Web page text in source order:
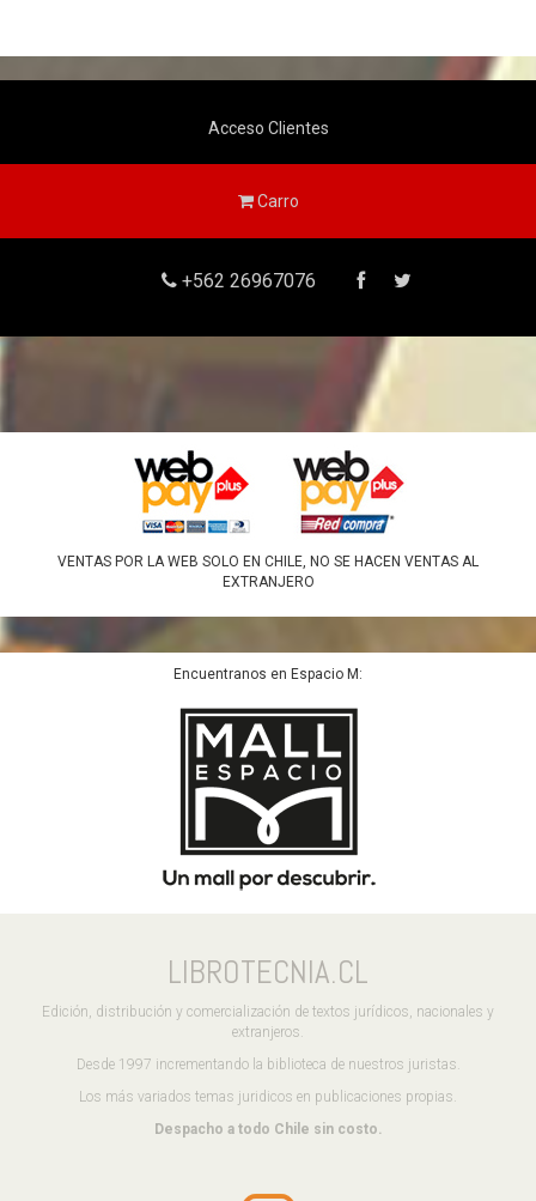
Acceso Clientes
Carro
+562 26967076
VENTAS POR LA WEB SOLO EN CHILE, NO SE HACEN VENTAS AL
EXTRANJERO
Encuentranos en Espacio M:
LIBROTECNIA.CL
Edición, distribución y comercialización de textos jurídicos, nacionales y
extranjeros.
Desde 1997 incrementando la biblioteca de nuestros juristas.
Los más variados temas juridicos en publicaciones propias.
Despacho a todo Chile sin costo.